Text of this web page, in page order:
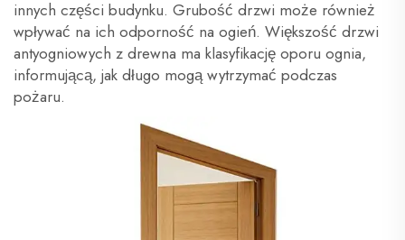
innych części budynku. Grubość drzwi może również
wpływać na ich odporność na ogień. Większość drzwi
antyogniowych z drewna ma klasyfikację oporu ognia,
informującą, jak długo mogą wytrzymać podczas
pożaru.